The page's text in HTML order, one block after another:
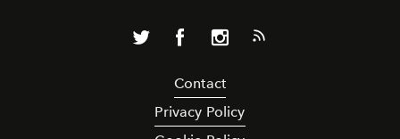
Contact
Privacy Policy